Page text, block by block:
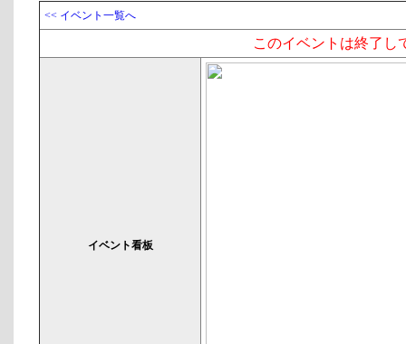
<< イベント一覧へ
このイベントは終了し
イベント看板